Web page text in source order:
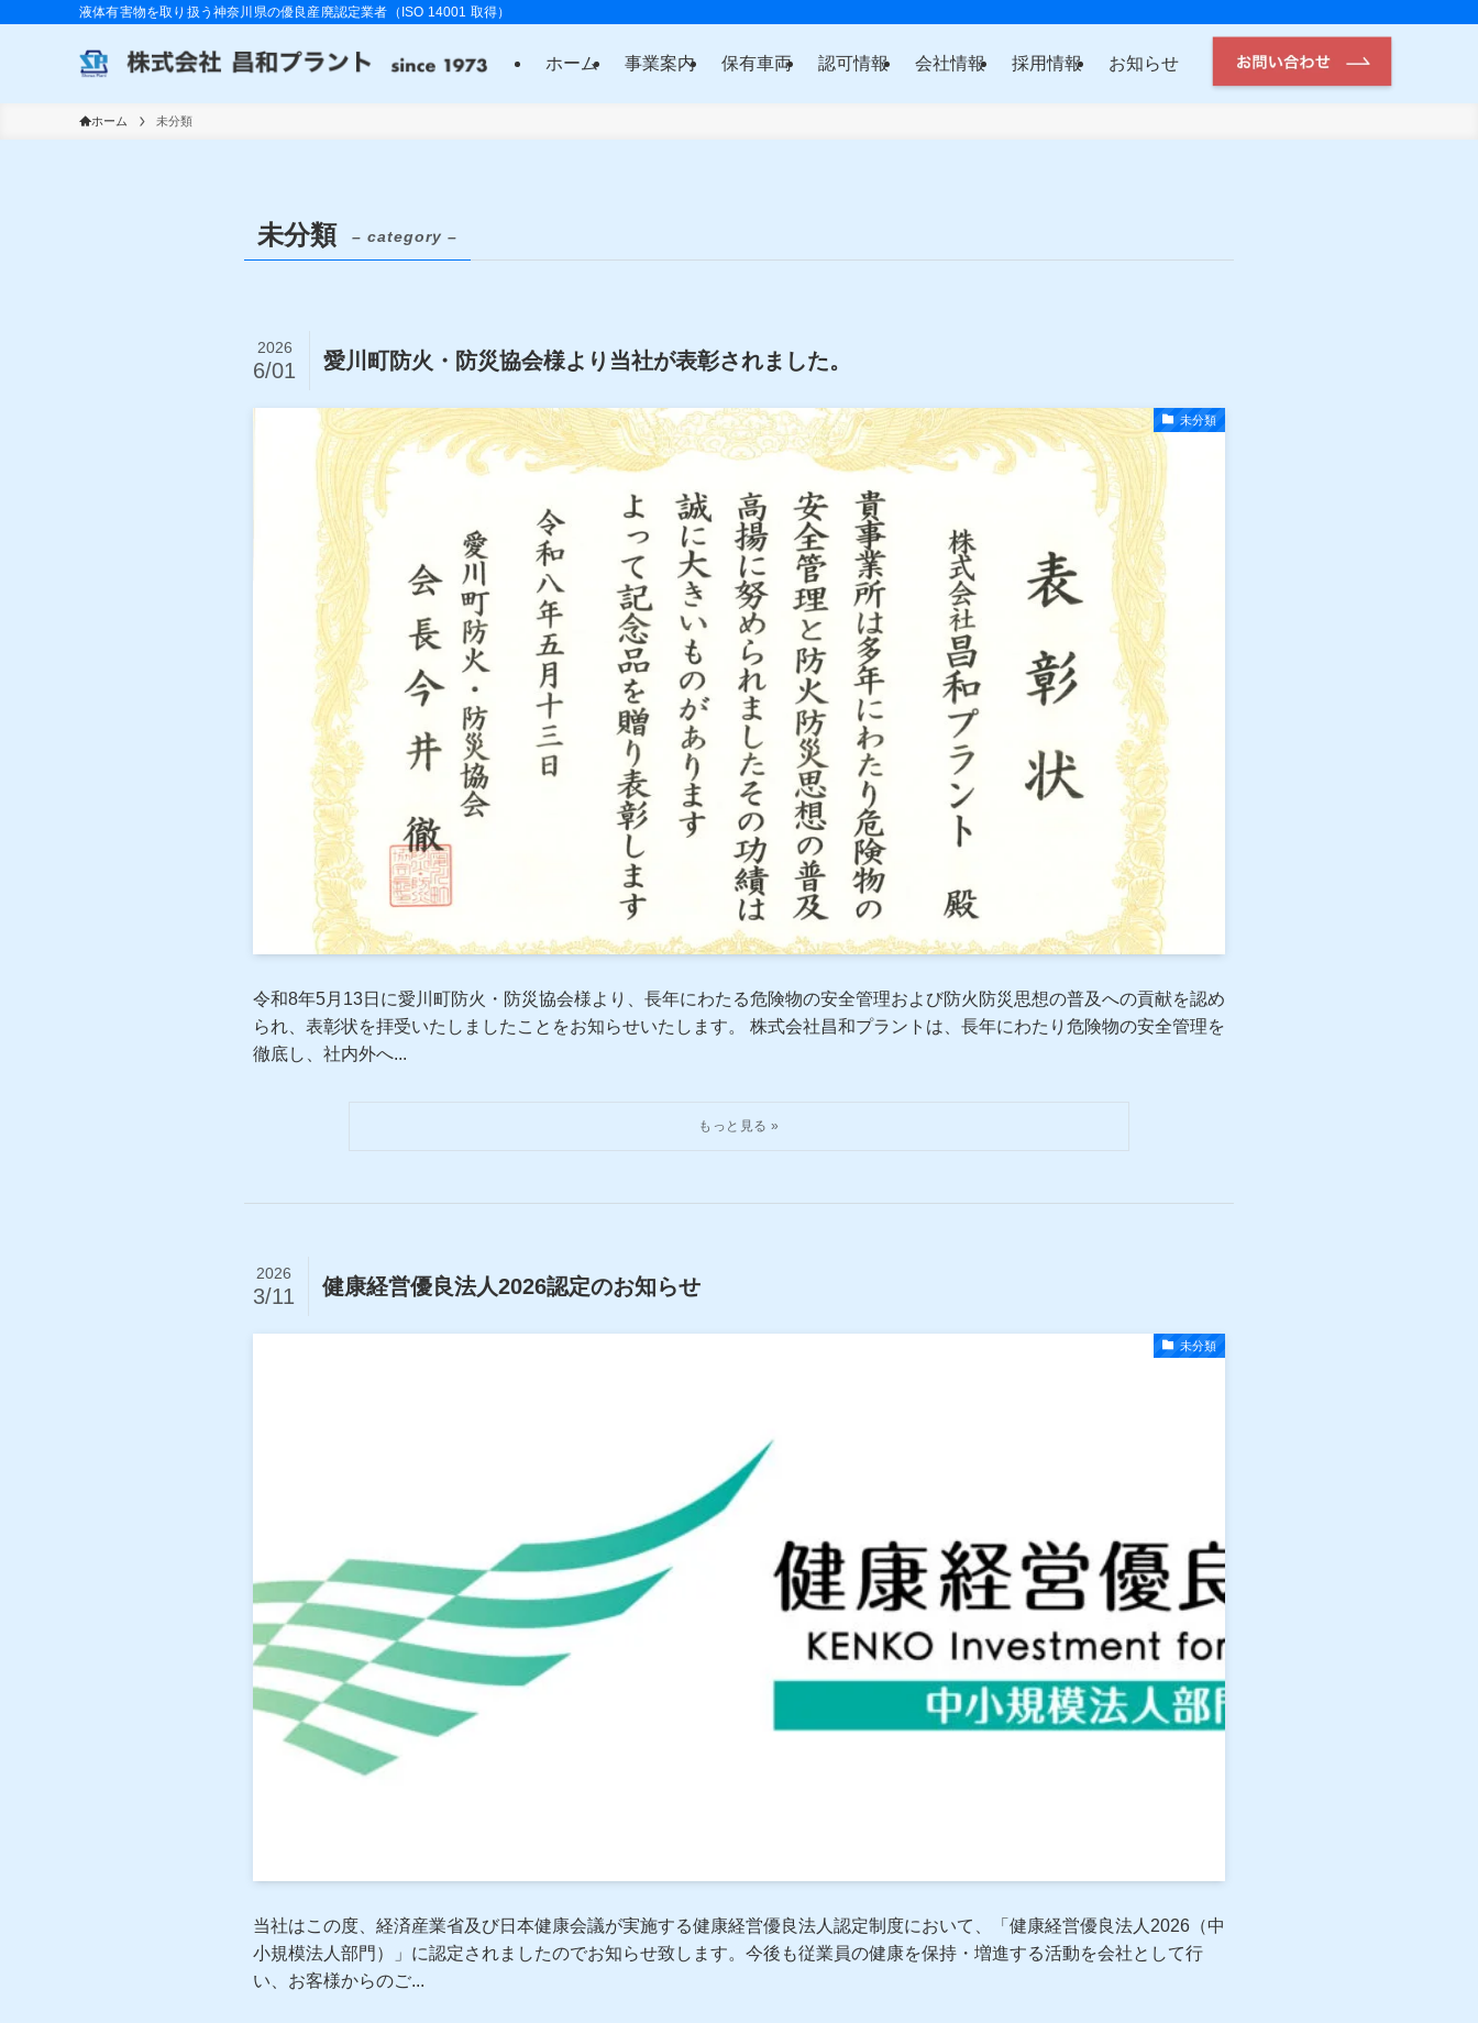
液体有害物を取り扱う神奈川県の優良産廃認定業者（ISO 14001 取得）
ホーム 事業案内 保有車両 認可情報 会社情報 採用情報 お知らせ
ホーム 未分類
未分類 – category –
愛川町防火・防災協会様より当社が表彰されました。
2026
6/01
未分類
令和8年5月13日に愛川町防火・防災協会様より、長年にわたる危険物の安全管理および防火防災思想の普及への貢献を認め
られ、表彰状を拝受いたしましたことをお知らせいたします。 株式会社昌和プラントは、長年にわたり危険物の安全管理を
徹底し、社内外へ...
健康経営優良法人2026認定のお知らせ
2026
3/11
未分類
当社はこの度、経済産業省及び日本健康会議が実施する健康経営優良法人認定制度において、「健康経営優良法人2026（中
小規模法人部門）」に認定されましたのでお知らせ致します。今後も従業員の健康を保持・増進する活動を会社として行
い、お客様からのご...